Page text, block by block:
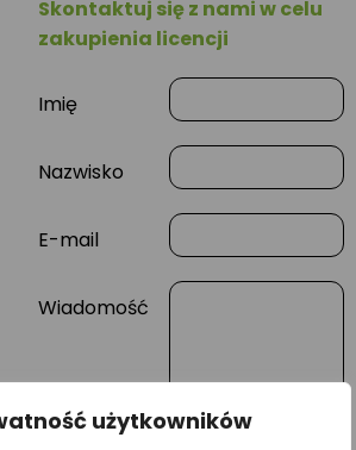
użytkowników
Skontaktuj się z nami w celu
zakupienia licencji
Imię
Nazwisko
E-mail
Wiadomość